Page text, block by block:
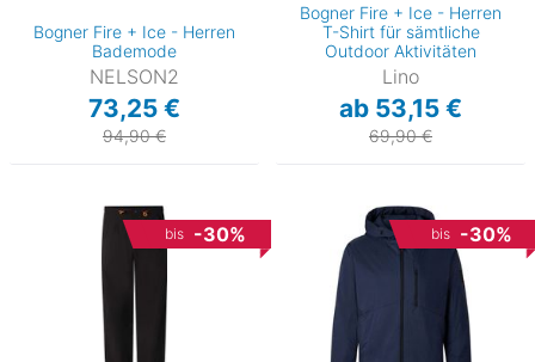
Bogner Fire + Ice - Herren
Bademode
NELSON2
73,25 €
94,90 €
Bogner Fire + Ice - Herren
T-Shirt für sämtliche
Outdoor Aktivitäten
Lino
ab 53,15 €
69,90 €
bis -30% bis -30%